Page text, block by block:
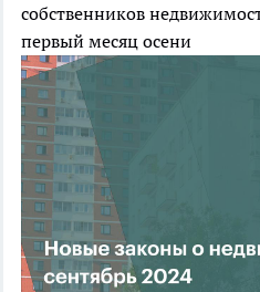
собственников
первый месяц осени